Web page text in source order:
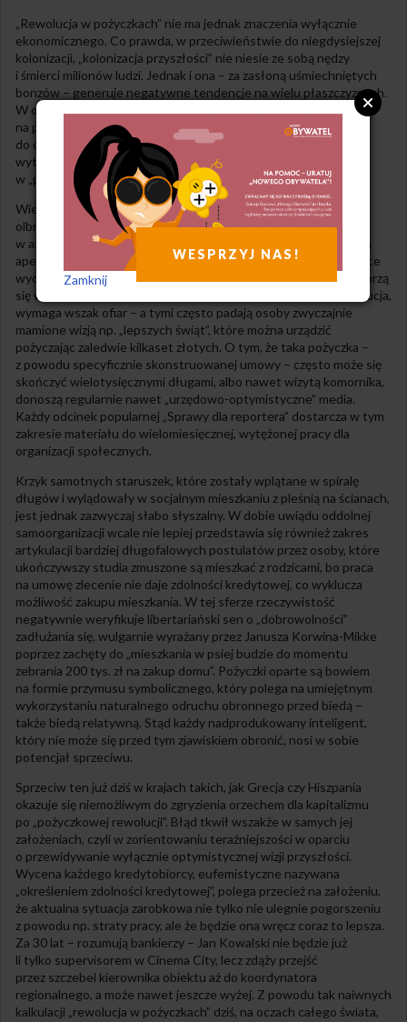
„Rewolucja w pożyczkach” nie ma jednak znaczenia wyłącznie
ekonomicznego. Co prawda, w przeciwieństwie do niegdysiejszej
kolonizacji, „kolonizacja przyszłości” nie niesie ze sobą nędzy
i śmierci milionów ludzi. Jednak i ona – za zasłoną uśmiechniętych
bonzów – generuje negatywne tendencje na wielu płaszczyznach.
W odróżnieniu od swej poprzedniczki, która koncentrowała się
na przerzucaniu bogactwa z terytoriów peryferyjnych
do ówczesnego światowego centrum, pożyczkowa rewolucja
wytwarza takie tendencje nie tylko w „trzecim”, ale także
w „pierwszym” świecie.
Wiele można by napisać – i wiele już napisano – o degradacji
olbrzymich przestrzeni planety oraz łamaniu praw człowieka
w azjatyckich fabrykach, byle tylko uczynić zadość rozbuchanym
apetytom konsumpcyjnym krajów Zachodu. Bardziej interesujące
wydaje się jednak dostrzeżenie nowych pól konfliktu, które tworzą
się w Europie. „Rewolucja w pożyczkach”, jak każda chyba rewolucja,
wymaga wszak ofiar – a tymi często padają osoby zwyczajnie
mamione wizją np. „lepszych świąt”, które można urządzić
pożyczając zaledwie kilkaset złotych. O tym, że taka pożyczka –
z powodu specyficznie skonstruowanej umowy – często może się
skończyć wielotysięcznymi długami, albo nawet wizytą komornika,
donoszą regularnie nawet „urzędowo-optymistyczne” media.
Każdy odcinek popularnej „Sprawy dla reportera” dostarcza w tym
zakresie materiału do wielomiesięcznej, wytężonej pracy dla
organizacji społecznych.
Krzyk samotnych staruszek, które zostały wplątane w spiralę
długów i wylądowały w socjalnym mieszkaniu z pleśnią na ścianach,
jest jednak zazwyczaj słabo słyszalny. W dobie uwiądu oddolnej
samoorganizacji wcale nie lepiej przedstawia się również zakres
artykulacji bardziej długofalowych postulatów przez osoby, które
ukończywszy studia zmuszone są mieszkać z rodzicami, bo praca
na umowę zlecenie nie daje zdolności kredytowej, co wyklucza
możliwość zakupu mieszkania. W tej sferze rzeczywistość
negatywnie weryfikuje libertariański sen o „dobrowolności”
zadłużania się, wulgarnie wyrażany przez Janusza Korwina-Mikke
poprzez zachęty do „mieszkania w psiej budzie do momentu
zebrania 200 tys. zł na zakup domu”. Pożyczki oparte są bowiem
na formie przymusu symbolicznego, który polega na umiejętnym
wykorzystaniu naturalnego odruchu obronnego przed biedą –
także biedą relatywną. Stąd każdy nadprodukowany inteligent,
który nie może się przed tym zjawiskiem obronić, nosi w sobie
potencjał sprzeciwu.
Sprzeciw ten już dziś w krajach takich, jak Grecja czy Hiszpania
okazuje się niemożliwym do zgryzienia orzechem dla kapitalizmu
po „pożyczkowej rewolucji”. Błąd tkwił wszakże w samych jej
założeniach, czyli w zorientowaniu teraźniejszości w oparciu
o przewidywanie wyłącznie optymistycznej wizji przyszłości.
Wycena każdego kredytobiorcy, eufemistyczne nazywana
„określeniem zdolności kredytowej”, polega przecież na założeniu,
że aktualna sytuacja zarobkowa nie tylko nie ulegnie pogorszeniu
z powodu np. straty pracy, ale że będzie ona wręcz coraz to lepsza.
Za 30 lat – rozumują bankierzy – Jan Kowalski nie będzie już
li tylko supervisorem w Cinema City, lecz zdąży przejść
przez szczebel kierownika obiektu aż do koordynatora
regionalnego, a może nawet jeszcze wyżej. Z powodu tak naiwnych
kalkulacji „rewolucja w pożyczkach” dziś, na oczach całego świata,
WESPRZYJ NAS!
Zamknij